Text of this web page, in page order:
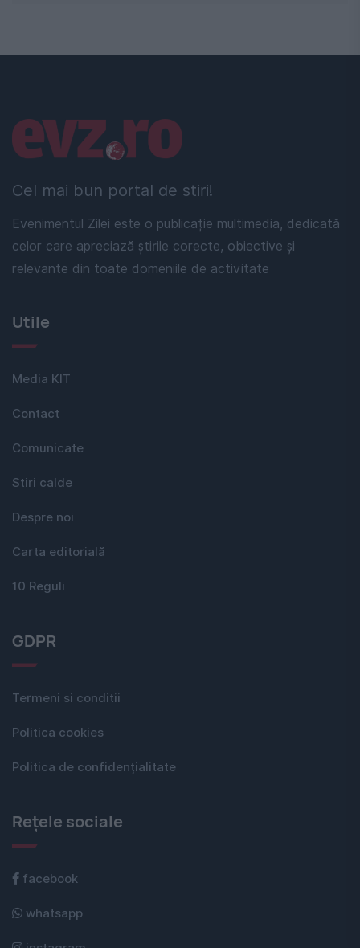
Cel mai bun portal de stiri!
Evenimentul Zilei este o publicație multimedia, dedicată
celor care apreciază știrile corecte, obiective și
relevante din toate domeniile de activitate
Linkuri utile
Utile
Media KIT
Contact
Comunicate
Stiri calde
Despre noi
Carta editorială
10 Reguli
GDPR
Termeni si conditii
Politica cookies
Politica de confidențialitate
Rețele sociale
facebook
whatsapp